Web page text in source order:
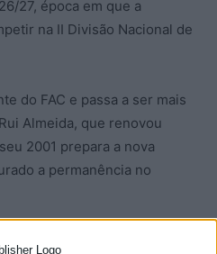
27, época em que a
na II Divisão Nacional de
do FAC e passa a ser mais
Almeida, que renovou
2001 prepara a nova
a permanência no
confirmado pelos